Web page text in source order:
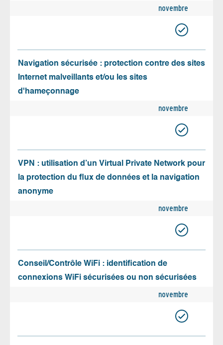
novembre
Navigation sécurisée : protection contre des sites
Internet malveillants et/ou les sites
d'hameçonnage
novembre
VPN : utilisation d’un Virtual Private Network pour
la protection du flux de données et la navigation
anonyme
novembre
Conseil/Contrôle WiFi : identification de
connexions WiFi sécurisées ou non sécurisées
novembre